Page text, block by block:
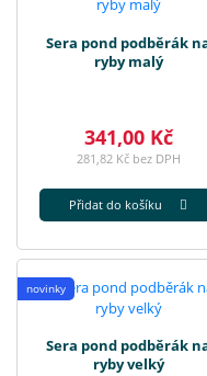
Sera pond podběrák
ryby malý
341,00 Kč
281,82 Kč bez DPH
Přidat do košíku
novinky
Sera pond podběrák
ryby velký